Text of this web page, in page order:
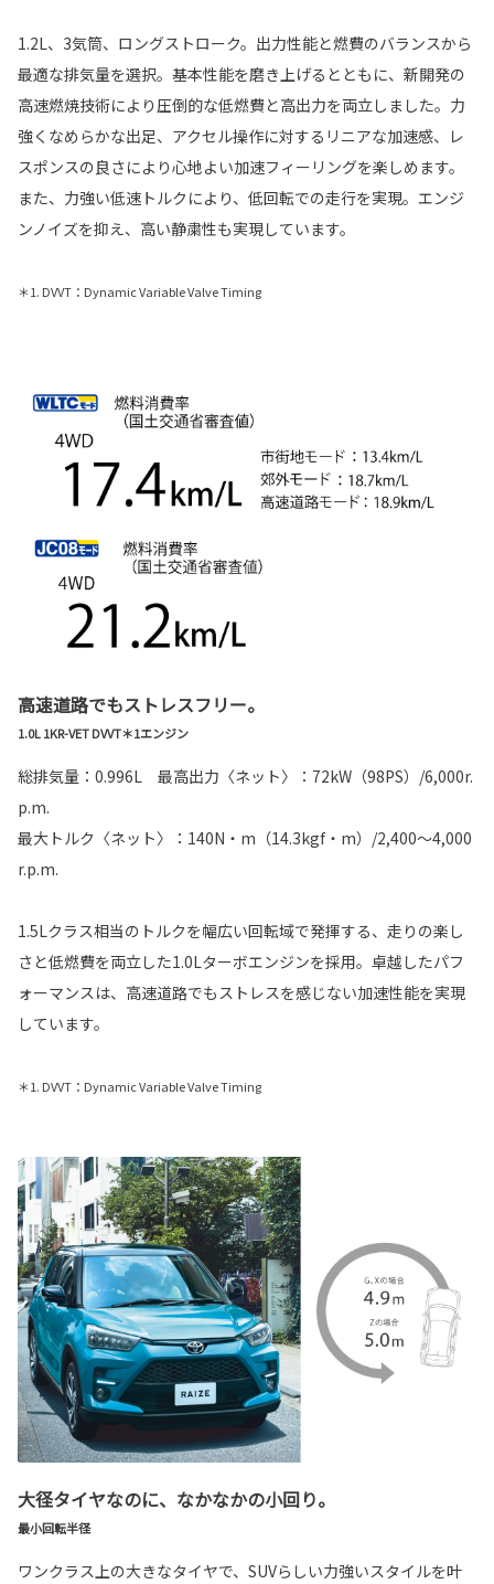
1.2L、3気筒、ロングストローク。出力性能と燃費のバランスから
最適な排気量を選択。基本性能を磨き上げるとともに、新開発の
高速燃焼技術により圧倒的な低燃費と高出力を両立しました。力
強くなめらかな出足、アクセル操作に対するリニアな加速感、レ
スポンスの良さにより心地よい加速フィーリングを楽しめます。
また、力強い低速トルクにより、低回転での走行を実現。エンジ
ンノイズを抑え、高い静粛性も実現しています。
＊1. DVVT：Dynamic Variable Valve Timing
高速道路でもストレスフリー。
1.0L 1KR-VET DVVT＊1エンジン
総排気量：0.996L 最高出力〈ネット〉：72kW（98PS）/6,000r.
p.m.
最大トルク〈ネット〉：140N・m（14.3kgf・m）/2,400～4,000
r.p.m.
1.5Lクラス相当のトルクを幅広い回転域で発揮する、走りの楽し
さと低燃費を両立した1.0Lターボエンジンを採用。卓越したパフ
ォーマンスは、高速道路でもストレスを感じない加速性能を実現
しています。
＊1. DVVT：Dynamic Variable Valve Timing
大径タイヤなのに、なかなかの小回り。
最小回転半径
ワンクラス上の大きなタイヤで、SUVらしい力強いスタイルを叶